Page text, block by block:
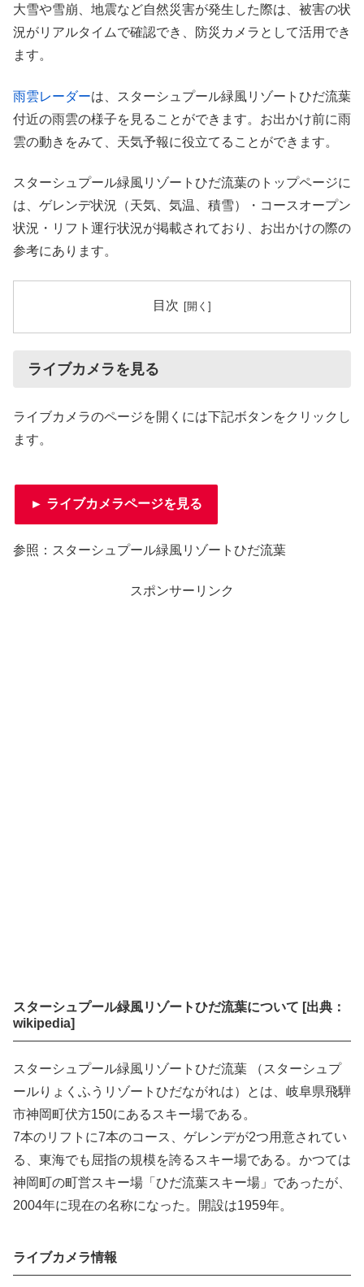
大雪や雪崩、地震など自然災害が発生した際は、被害の状
況がリアルタイムで確認でき、防災カメラとして活用でき
ます。
雨雲レーダーは、スターシュプール緑風リゾートひだ流葉
付近の雨雲の様子を見ることができます。お出かけ前に雨
雲の動きをみて、天気予報に役立てることができます。
スターシュプール緑風リゾートひだ流葉のトップページに
は、ゲレンデ状況（天気、気温、積雪）・コースオープン
状況・リフト運行状況が掲載されており、お出かけの際の
参考にあります。
目次
ライブカメラを見る
ライブカメラのページを開くには下記ボタンをクリックし
ます。
► ライブカメラページを見る
参照：スターシュプール緑風リゾートひだ流葉
スポンサーリンク
スターシュプール緑風リゾートひだ流葉について [出典：
wikipedia]
スターシュプール緑風リゾートひだ流葉 （スターシュプ
ールりょくふうリゾートひだながれは）とは、岐阜県飛騨
市神岡町伏方150にあるスキー場である。
7本のリフトに7本のコース、ゲレンデが2つ用意されてい
る、東海でも屈指の規模を誇るスキー場である。かつては
神岡町の町営スキー場「ひだ流葉スキー場」であったが、
2004年に現在の名称になった。開設は1959年。
ライブカメラ情報